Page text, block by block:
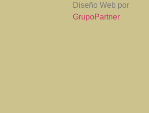
Diseño Web por
GrupoPartner